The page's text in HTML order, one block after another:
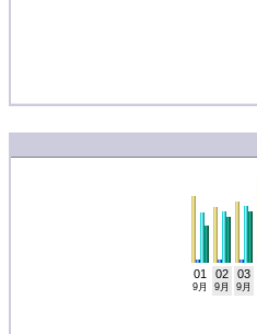
01
9月
02
9月
03
9月